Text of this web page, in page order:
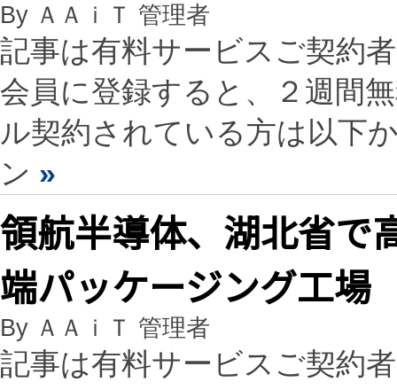
By ＡＡｉＴ 管理者
記事は有料サービスご契約
会員に登録すると、２週間
ル契約されている方は以下
ン »
領航半導体、湖北省で
端パッケージング工場
By ＡＡｉＴ 管理者
記事は有料サービスご契約